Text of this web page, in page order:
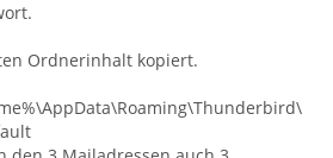
Ordnerinhalt kopiert.